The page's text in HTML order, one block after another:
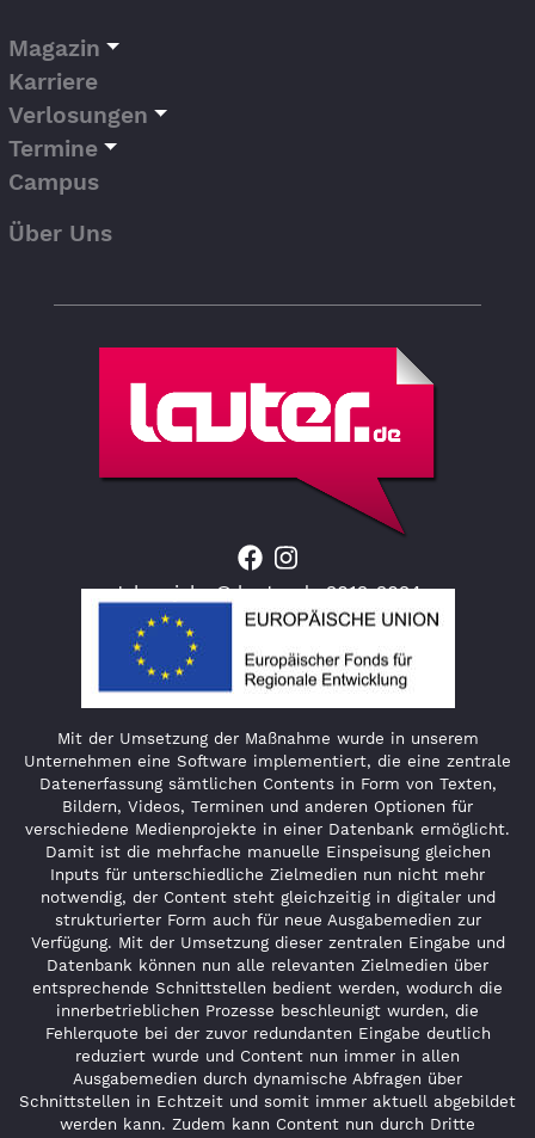
Magazin
Karriere
Verlosungen
Termine
Campus
Über Uns
Jahresjahr © lauter.de 2012-2024
Mit der Umsetzung der Maßnahme wurde in unserem
Unternehmen eine Software implementiert, die eine zentrale
Datenerfassung sämtlichen Contents in Form von Texten,
Bildern, Videos, Terminen und anderen Optionen für
verschiedene Medienprojekte in einer Datenbank ermöglicht.
Damit ist die mehrfache manuelle Einspeisung gleichen
Inputs für unterschiedliche Zielmedien nun nicht mehr
notwendig, der Content steht gleichzeitig in digitaler und
strukturierter Form auch für neue Ausgabemedien zur
Verfügung. Mit der Umsetzung dieser zentralen Eingabe und
Datenbank können nun alle relevanten Zielmedien über
entsprechende Schnittstellen bedient werden, wodurch die
innerbetrieblichen Prozesse beschleunigt wurden, die
Fehlerquote bei der zuvor redundanten Eingabe deutlich
reduziert wurde und Content nun immer in allen
Ausgabemedien durch dynamische Abfragen über
Schnittstellen in Echtzeit und somit immer aktuell abgebildet
werden kann. Zudem kann Content nun durch Dritte